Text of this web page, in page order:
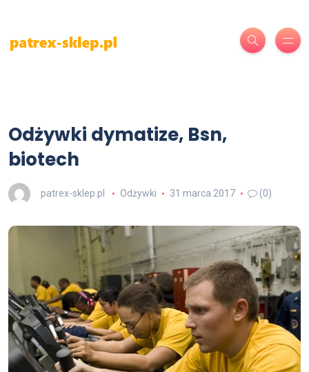
Odżywki dymatize, Bsn,
biotech
patrex-sklep.pl Odżywki 31 marca 2017 (0)